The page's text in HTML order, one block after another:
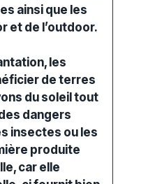
ainsi que les
et de l’outdoor.
, les
de terres
du soleil tout
dangers
insectes ou les
produite
car elle